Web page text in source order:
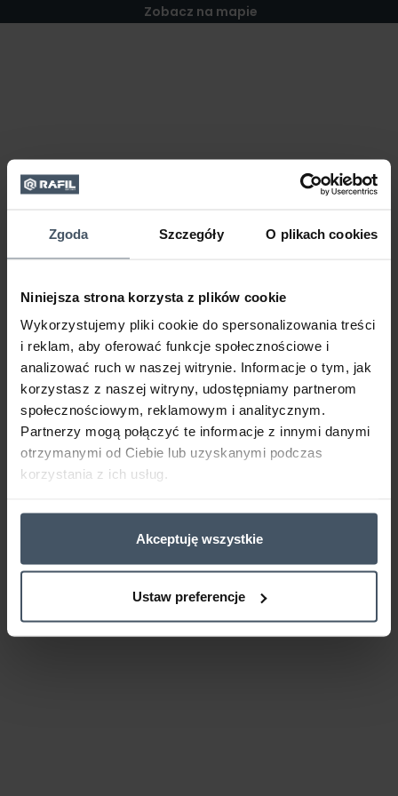
Zgoda Szczegóły O plikach cookies
Niniejsza strona korzysta z plików cookie
Wykorzystujemy pliki cookie do spersonalizowania treści
i reklam, aby oferować funkcje społecznościowe i
analizować ruch w naszej witrynie. Informacje o tym, jak
korzystasz z naszej witryny, udostępniamy partnerom
społecznościowym, reklamowym i analitycznym.
Partnerzy mogą połączyć te informacje z innymi danymi
otrzymanymi od Ciebie lub uzyskanymi podczas
korzystania z ich usług.
Akceptuję wszystkie
Ustaw preferencje
Zobacz na mapie